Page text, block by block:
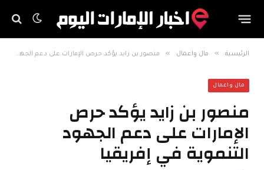
الرئيسية » مال واعمال » منصور بن زايد يؤكد حرص الإمارات على دعم الجهود التنموية في إفريقيا
مال واعمال
منصور بن زايد يؤكد حرص
الإمارات على دعم الجهود
التنموية في إفريقيا